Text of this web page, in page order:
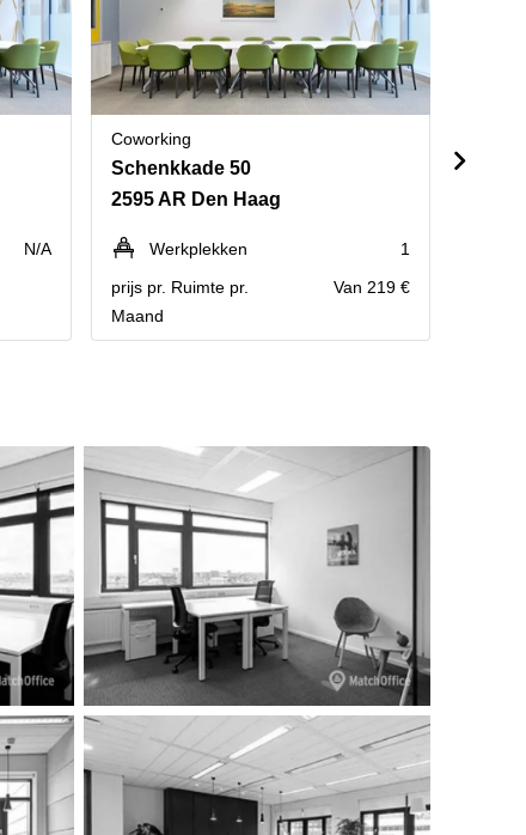
N/A
Coworking
Schenkkade 50
2595 AR Den Haag
Werkplekken
1
prijs pr. Ruimte pr.
Maand
Van 219 €